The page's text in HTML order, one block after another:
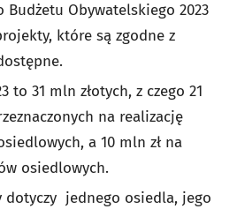
Budżetu Obywatelskiego 2023
które są zgodne z
to 31 mln złotych, z czego 21
na realizację
a 10 mln zł na
osiedlowych.
dotyczy jednego osiedla, jego